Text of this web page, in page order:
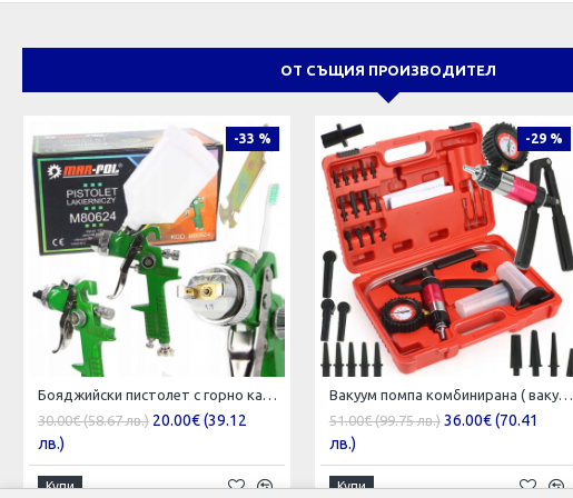
ОТ СЪЩИЯ ПРОИЗВОДИТЕЛ
-33 %
Бояджийски пистолет с горно казанче Mar-pol HVLP / 1,7 мм , M80624
30.00€ (58.67 лв.) 20.00€ (39.12
лв.)
Купи
-29 %
Вакуум помпа комбинирана ( вакуум и налягане ) Mar-Pol , M57698
51.00€ (99.75 лв.) 36.00€ (70.41
лв.)
Купи